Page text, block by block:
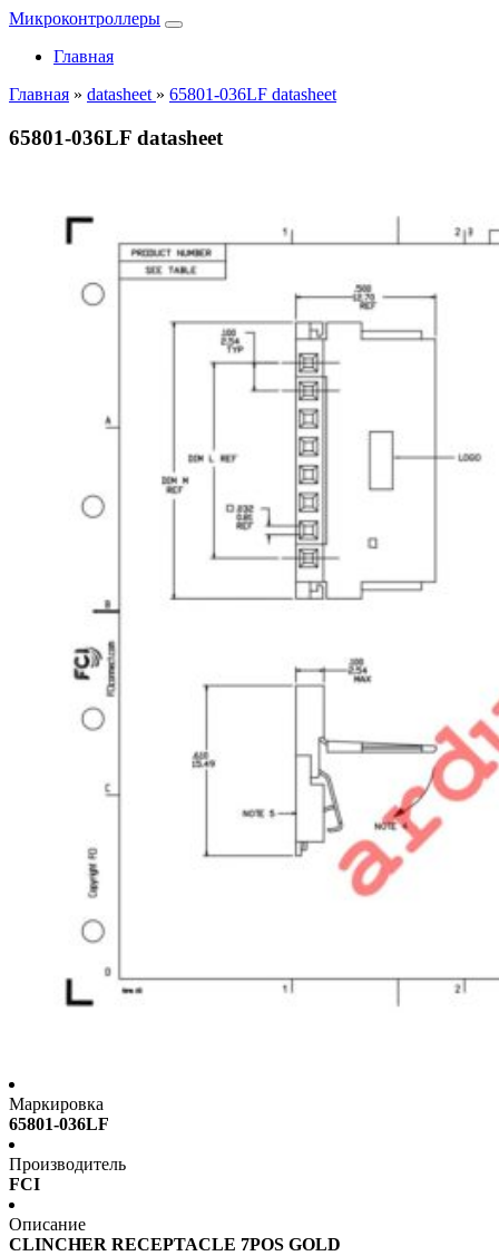
Микроконтроллеры
Главная
Главная » datasheet » 65801-036LF datasheet
65801-036LF datasheet
Маркировка
65801-036LF
Производитель
FCI
Описание
CLINCHER RECEPTACLE 7POS GOLD